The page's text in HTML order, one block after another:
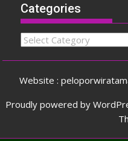
Categories
Categories
Website :
Proudly powered by